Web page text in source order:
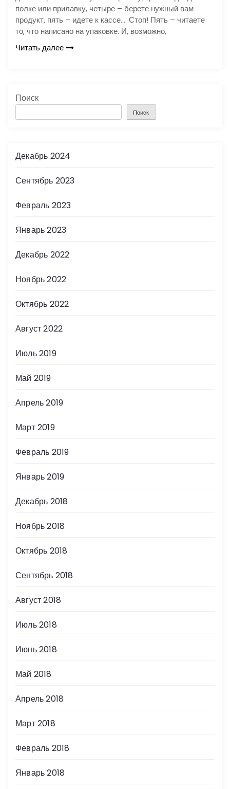
полке или прилавку, четыре – берете нужный вам
продукт, пять – идете к кассе…. Стоп! Пять – читаете
то, что написано на упаковке. И, возможно,
Читать далее
Поиск
Поиск
Декабрь 2024
Сентябрь 2023
Февраль 2023
Январь 2023
Декабрь 2022
Ноябрь 2022
Октябрь 2022
Август 2022
Июль 2019
Май 2019
Апрель 2019
Март 2019
Февраль 2019
Январь 2019
Декабрь 2018
Ноябрь 2018
Октябрь 2018
Сентябрь 2018
Август 2018
Июль 2018
Июнь 2018
Май 2018
Апрель 2018
Март 2018
Февраль 2018
Январь 2018